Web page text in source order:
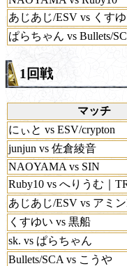
あじあじ/ESV vs くす
ぱらちゃん vs Bullets/
1回戦
マッチ
にぃと vs ESV/crypton
junjun vs 佐倉綾音
NAOYAMA vs SIN
Ruby10 vs へりうむ｜
あじあじ/ESV vs アミ
くすゆい vs 黒船
sk. vs ぱらちゃん
Bullets/SCA vs こうや